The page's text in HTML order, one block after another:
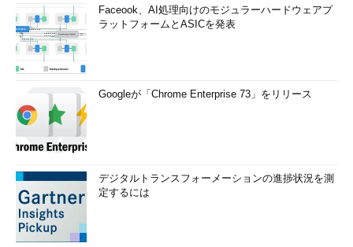
Faceook、AI処理向けのモジュラーハードウェアプ
ラットフォームとASICを発表
Googleが「Chrome Enterprise 73」をリリース
デジタルトランスフォーメーションの進捗状況を測
定するには